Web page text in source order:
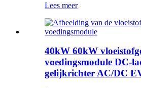
Lees meer
40kW 60kW
voedingsmodule DC-
gelijkrichter AC/DC